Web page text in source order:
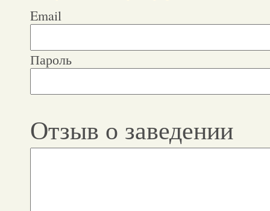
Email
Пароль
Отзыв о заведении